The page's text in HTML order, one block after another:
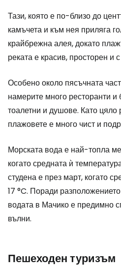
Тази, която е по-близо до
камъчета и към нея приляга
крайбрежна алея, докато
реката е красив, просторен и с
Особено около пясъчната
намерите много ресторанти
тоалетни и душове. Като цяло
плажовете е много чист и
Морската вода е най-топла
когато средната ѝ
студена е през март, когато
17 °C. Поради
водата в Мачико е предимно
вълни.
Пешеходен туризъм